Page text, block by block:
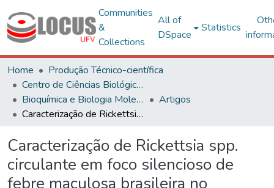
Communities
&
Collections
All of
DSpace
Statistics
Home
Produção Técnico-científica
Centro de Ciências Biológicas e da Saúde
Bioquímica e Biologia Molecular
Artigos
Caracterização de Rickettsia spp. circulante em foco silencioso de febre maculosa brasileira no Município de Caratinga, Minas Gerais, Brasil
Caracterização de Rickettsia spp.
circulante em foco silencioso de
febre maculosa brasileira no